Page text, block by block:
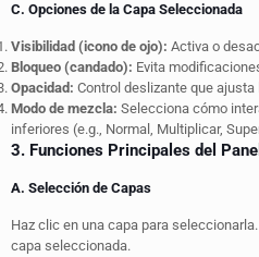
C. Opciones de la Capa Seleccionada
Visibilidad (icono de ojo): Activa o
Bloqueo (candado): Evita
Opacidad: Control deslizante que
Modo de mezcla: Selecciona cómo
inferiores (e.g., Normal, Multiplicar,
3. Funciones Principales del
A. Selección de Capas
Haz clic en una capa para
capa seleccionada.